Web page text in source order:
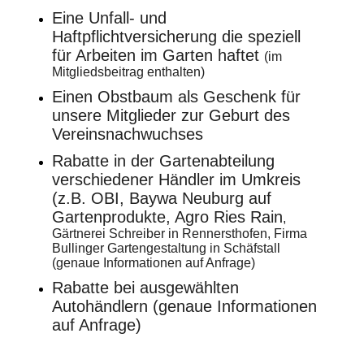
Eine Unfall- und
Haftpflichtversicherung die speziell
für Arbeiten im Garten haftet (im
Mitgliedsbeitrag enthalten)
Einen Obstbaum als Geschenk für
unsere Mitglieder zur Geburt des
Vereinsnachwuchses
Rabatte in der Gartenabteilung
verschiedener Händler im Umkreis
(z.B. OBI, Baywa Neuburg auf
Gartenprodukte, Agro Ries Rain,
Gärtnerei Schreiber in Rennersthofen, Firma
Bullinger Gartengestaltung in Schäfstall
(genaue Informationen auf Anfrage)
Rabatte bei ausgewählten
Autohändlern (genaue Informationen
auf Anfrage)